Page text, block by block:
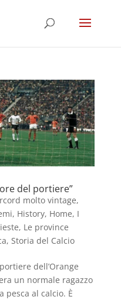
del portiere”
molto vintage,
, History, Home, I
, Le province
, Storia del Calcio
dell’Orange
un normale ragazzo
pesca al calcio. È